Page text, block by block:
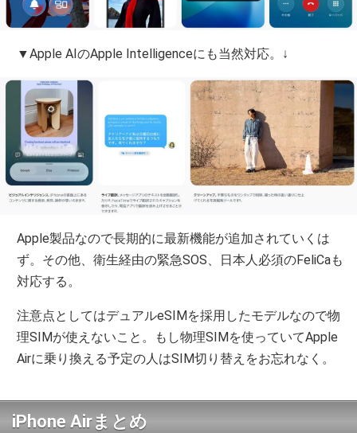
▼Apple AIのApple Intelligenceにも当然対応。↓
Apple製品なので長期的に最新機能が追加されていくは
ず。その他、衛生経由の緊急SOS、日本人必須のFeliCaも
対応する。
注意点としてはデュアルeSIMを採用したモデルなので物
理SIMが使えないこと。もし物理SIMを使っていてApple
Airに乗り換える予定の人はSIM切り替えをお忘れなく。
iPhone Airまとめ